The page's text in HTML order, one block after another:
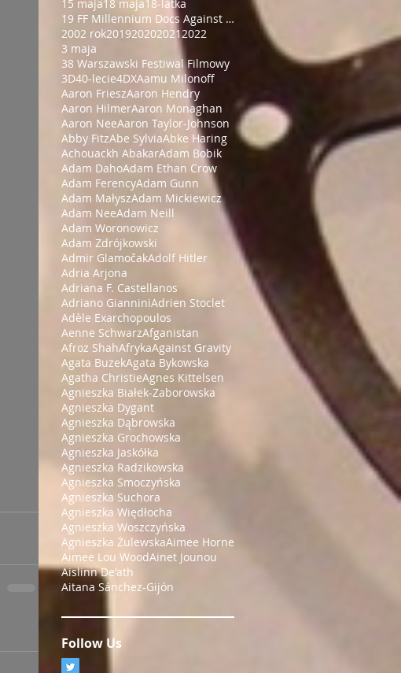
15 maja18 maja18-latka
19 FF Millennium Docs Against Gravity!
2002 rok2019202020212022
3 maja
38 Warszawski Festiwal Filmowy
3D40-lecie4DXAamu Milonoff
Aaron FrieszAaron Hendry
Aaron HilmerAaron Monaghan
Aaron NeeAaron Taylor-Johnson
Abby FitzAbe SylviaAbke Haring
Achouackh AbakarAdam Bobik
Adam DahoAdam Ethan Crow
Adam FerencyAdam Gunn
Adam MałyszAdam Mickiewicz
Adam NeeAdam Neill
Adam Woronowicz
Adam Zdrójkowski
Admir GlamočakAdolf Hitler
Adria Arjona
Adriana F. Castellanos
Adriano GianniniAdrien Stoclet
Adèle Exarchopoulos
Aenne SchwarzAfganistan
Afroz ShahAfrykaAgainst Gravity
Agata BuzekAgata Bykowska
Agatha ChristieAgnes Kittelsen
Agnieszka Białek-Zaborowska
Agnieszka Dygant
Agnieszka Dąbrowska
Agnieszka Grochowska
Agnieszka Jaskółka
Agnieszka Radzikowska
Agnieszka Smoczyńska
Agnieszka Suchora
Agnieszka Więdłocha
Agnieszka Woszczyńska
Agnieszka ŻulewskaAimee Horne
Aimee Lou WoodAinet Jounou
Aislinn De'ath
Aitana Sánchez-Gijón
Follow Us